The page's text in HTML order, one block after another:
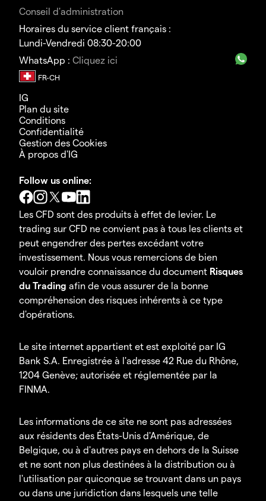
Conseil d'administration
Horaires du service client français :
Lundi-Vendredi 08:30-20:00
WhatsApp : Cliquez ici
IG
Plan du site
Conditions
Confidentialité
Gestion des Cookies
À propos d'IG
Follow us online:
Les CFD sont des produits à effet de levier. Le
trading sur CFD ne convient pas à tous les clients et
peut engendrer des pertes excédant votre
investissement. Nous vous remercions de bien
vouloir prendre connaissance du document Risques
du Trading afin de vous assurer de la bonne
compréhension des risques inhérents à ce type
d'opérations.
Le site internet appartient et est exploité par IG
Bank S.A. Enregistrée à l'adresse 42 Rue du Rhône,
1204 Genève; autorisée et réglementée par la
FINMA.
Les informations de ce site ne sont pas adressées
aux résidents des États-Unis d'Amérique, de
Belgique, ou à d'autres pays en dehors de la Suisse
et ne sont non plus destinées à la distribution ou à
l'utilisation par quiconque se trouvant dans un pays
ou dans une juridiction dans lesquels une telle